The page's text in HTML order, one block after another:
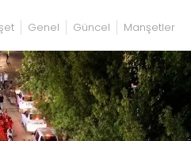
Genel Güncel Manşetler